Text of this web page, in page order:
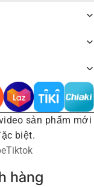
sản phẩm mới
biệt.
Tiktok
hàng